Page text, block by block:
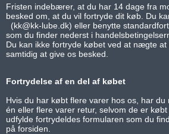
Fristen indebærer, at du har 14 dage fra
besked om, at du vil fortryde dit køb.
(kk@kk-lube.dk) eller benytte
som du finder nederst i
Du kan ikke fortryde købet ved at nægte
samtidig at give os besked.
Fortrydelse af en del af købet
Hvis du har købt flere varer hos os, har du
én eller flere varer retur, selvom de er
udfylde fortrydeldes formularen som du
på forsiden.